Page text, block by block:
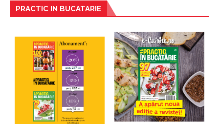
PRACTIC IN BUCATARIE